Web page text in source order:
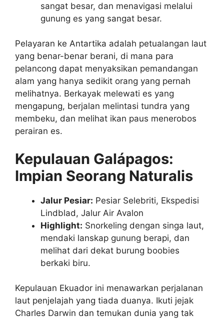
sangat besar, dan menavigasi melalui
gunung es yang sangat besar.
Pelayaran ke Antartika adalah petualangan laut
yang benar-benar berani, di mana para
pelancong dapat menyaksikan pemandangan
alam yang hanya sedikit orang yang pernah
melihatnya. Berkayak melewati es yang
mengapung, berjalan melintasi tundra yang
membeku, dan melihat ikan paus menerobos
perairan es.
Kepulauan Galápagos:
Impian Seorang Naturalis
Jalur Pesiar: Pesiar Selebriti, Ekspedisi
Lindblad, Jalur Air Avalon
Highlight: Snorkeling dengan singa laut,
mendaki lanskap gunung berapi, dan
melihat dari dekat burung boobies
berkaki biru.
Kepulauan Ekuador ini menawarkan perjalanan
laut penjelajah yang tiada duanya. Ikuti jejak
Charles Darwin dan temukan dunia yang tak